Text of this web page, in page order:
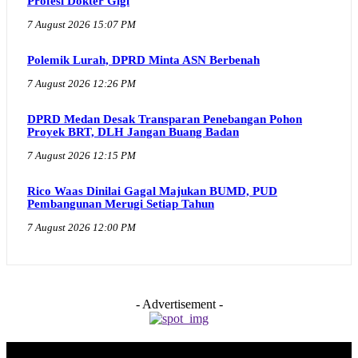
7 August 2026 15:07 PM
Polemik Lurah, DPRD Minta ASN Berbenah
7 August 2026 12:26 PM
DPRD Medan Desak Transparan Penebangan Pohon
Proyek BRT, DLH Jangan Buang Badan
7 August 2026 12:15 PM
Rico Waas Dinilai Gagal Majukan BUMD, PUD
Pembangunan Merugi Setiap Tahun
7 August 2026 12:00 PM
- Advertisement -